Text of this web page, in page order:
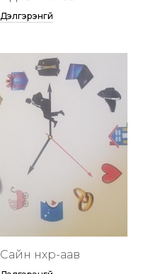
Дэлгэрэнгүй
Сайн нөхөр-аав